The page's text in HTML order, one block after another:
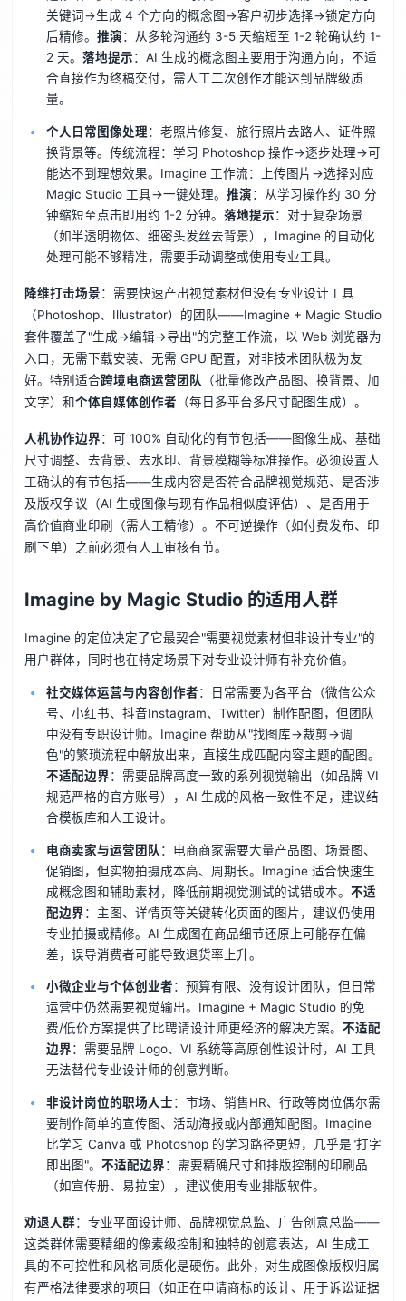
关键词→生成 4 个方向的概念图→客户初步选择→锁定方向
后精修。 推演：从多轮沟通约 3-5 天缩短至 1-2 轮确认约 1-
2 天。 落地提示：AI 生成的概念图主要用于沟通方向，不适
合直接作为终稿交付，需人工二次创作才能达到品牌级质
量。
个人日常图像处理：老照片修复、旅行照片去路人、证件照
换背景等。传统流程：学习 Photoshop 操作→逐步处理→可
能达不到理想效果。Imagine 工作流：上传图片→选择对应
Magic Studio 工具→一键处理。 推演：从学习操作约 30 分
钟缩短至点击即用约 1-2 分钟。 落地提示：对于复杂场景
（如半透明物体、细密头发丝去背景），Imagine 的自动化
处理可能不够精准，需要手动调整或使用专业工具。
降维打击场景：需要快速产出视觉素材但没有专业设计工具
（Photoshop、Illustrator）的团队——Imagine + Magic Studio
套件覆盖了"生成→编辑→导出"的完整工作流，以 Web 浏览器为
入口，无需下载安装、无需 GPU 配置，对非技术团队极为友
好。特别适合跨境电商运营团队 （批量修改产品图、换背景、加
文字）和个体自媒体创作者 （每日多平台多尺寸配图生成）。
人机协作边界：可 100% 自动化的有节包括——图像生成、基础
尺寸调整、去背景、去水印、背景模糊等标准操作。必须设置人
工确认的有节包括——生成内容是否符合品牌视觉规范、是否涉
及版权争议（AI 生成图像与现有作品相似度评估）、是否用于
高价值商业印刷（需人工精修）。不可逆操作（如付费发布、印
刷下单）之前必须有人工审核有节。
Imagine by Magic Studio 的适用人群
Imagine 的定位决定了它最契合"需要视觉素材但非设计专业"的
用户群体，同时也在特定场景下对专业设计师有补充价值。
社交媒体运营与内容创作者：日常需要为各平台（微信公众
号、小红书、抖音Instagram、Twitter）制作配图，但团队
中没有专职设计师。Imagine 帮助从"找图库→裁剪→调
色"的繁琐流程中解放出来，直接生成匹配内容主题的配图。
不适配边界：需要品牌高度一致的系列视觉输出（如品牌 VI
规范严格的官方账号），AI 生成的风格一致性不足，建议结
合模板库和人工设计。
电商卖家与运营团队 ：电商商家需要大量产品图、场景图、
促销图，但实物拍摄成本高、周期长。Imagine 适合快速生
成概念图和辅助素材，降低前期视觉测试的试错成本。 不适
配边界：主图、详情页等关键转化页面的图片，建议仍使用
专业拍摄或精修。AI 生成图在商品细节还原上可能存在偏
差，误导消费者可能导致退货率上升。
小微企业与个体创业者：预算有限、没有设计团队，但日常
运营中仍然需要视觉输出。Imagine + Magic Studio 的免
费/低价方案提供了比聘请设计师更经济的解决方案。 不适配
边界：需要品牌 Logo、VI 系统等高原创性设计时，AI 工具
无法替代专业设计师的创意判断。
非设计岗位的职场人士：市场、销售HR、行政等岗位偶尔需
要制作简单的宣传图、活动海报或内部通知配图。Imagine
比学习 Canva 或 Photoshop 的学习路径更短，几乎是"打字
即出图"。 不适配边界：需要精确尺寸和排版控制的印刷品
（如宣传册、易拉宝），建议使用专业排版软件。
劝退人群：专业平面设计师、品牌视觉总监、广告创意总监——
这类群体需要精细的像素级控制和独特的创意表达，AI 生成工
具的不可控性和风格同质化是硬伤。此外，对生成图像版权归属
有严格法律要求的项目（如正在申请商标的设计、用于诉讼证据